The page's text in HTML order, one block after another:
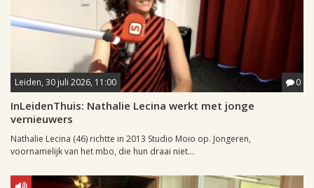
Leiden, 30 juli 2026, 11:00 0
InLeidenThuis: Nathalie Lecina werkt met jonge
vernieuwers
Nathalie Lecina (46) richtte in 2013 Studio Moio op. Jongeren,
voornamelijk van het mbo, die hun draai niet...